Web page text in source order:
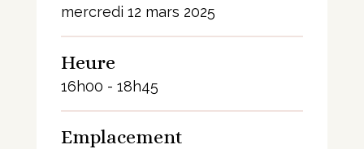
mercredi 12 mars 2025
Heure
16h00 - 18h45
Emplacement